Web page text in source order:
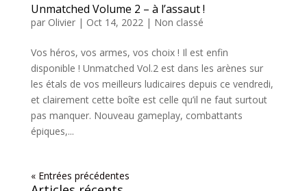
Unmatched Volume 2 – à l’assaut !
par Olivier| Oct 14, 2022| Non classé
Vos héros, vos armes, vos choix ! Il est enfin
disponible ! Unmatched Vol.2 est dans les arènes sur
les étals de vos meilleurs ludicaires depuis ce vendredi,
et clairement cette boîte est celle qu’il ne faut surtout
pas manquer. Nouveau gameplay, combattants
épiques,...
« Entrées précédentes